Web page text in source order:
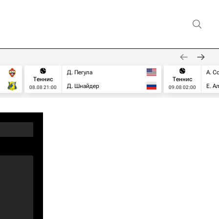
Теннис
08.08 21:00
Д. Пегула
Д. Шнайдер
Теннис
09.08 02:00
А.
Е.